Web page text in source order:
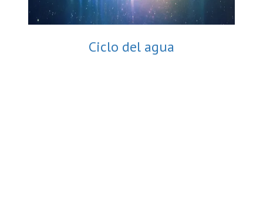
Ciclo del agua